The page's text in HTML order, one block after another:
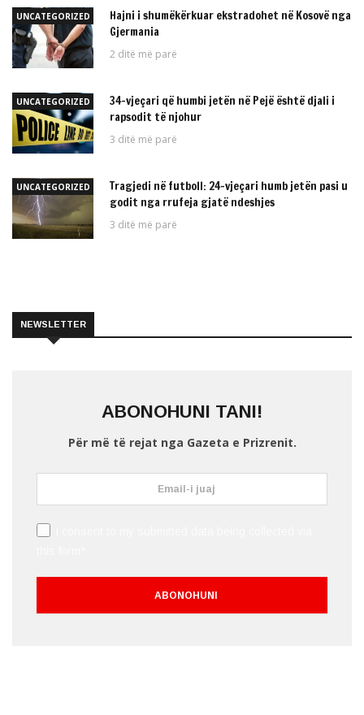
UNCATEGORIZED
Hajni i shumëkërkuar ekstradohet në Kosovë nga
Gjermania
2 ditë më parë
UNCATEGORIZED
34-vjeçari që humbi jetën në Pejë është djali i
rapsodit të njohur
3 ditë më parë
UNCATEGORIZED
Tragjedi në futboll: 24-vjeçari humb jetën pasi u
godit nga rrufeja gjatë ndeshjes
3 ditë më parë
NEWSLETTER
ABONOHUNI TANI!
Për më të rejat nga Gazeta e Prizrenit.